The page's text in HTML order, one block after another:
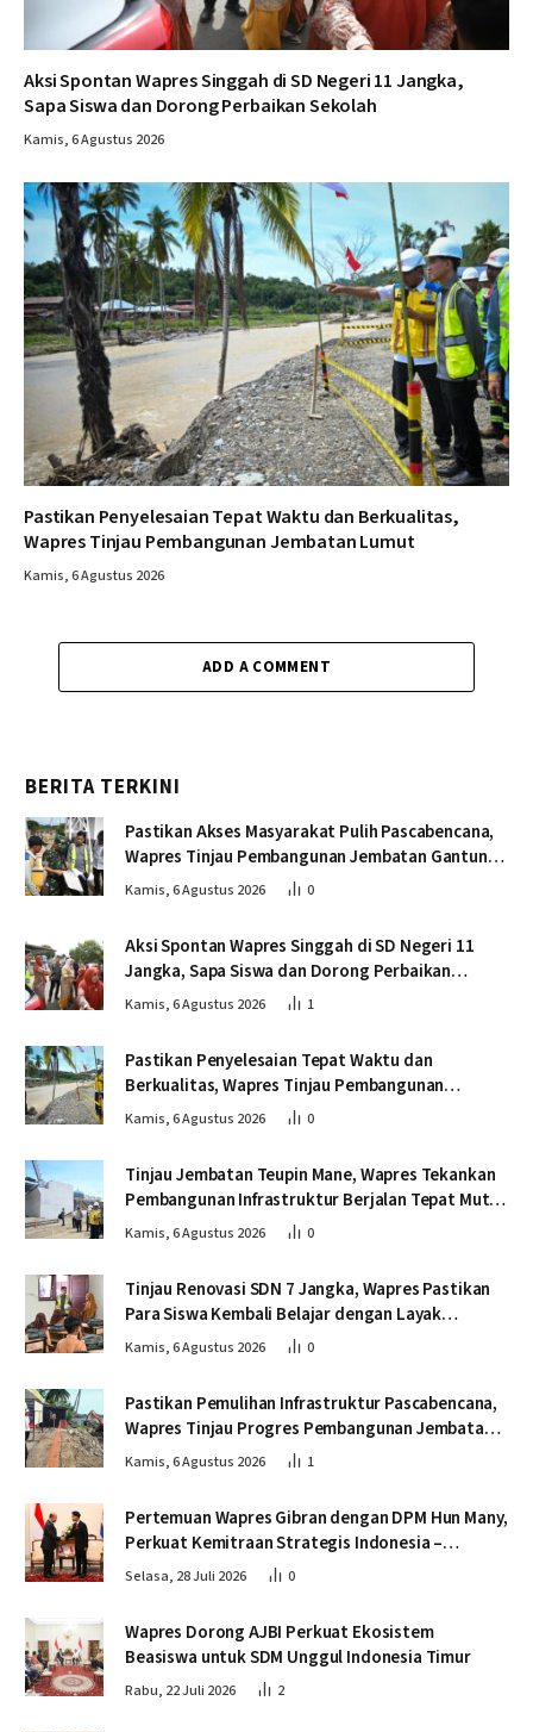
Aksi Spontan Wapres Singgah di SD Negeri 11 Jangka,
Sapa Siswa dan Dorong Perbaikan Sekolah
Kamis, 6 Agustus 2026
Pastikan Penyelesaian Tepat Waktu dan Berkualitas,
Wapres Tinjau Pembangunan Jembatan Lumut
Kamis, 6 Agustus 2026
ADD A COMMENT
BERITA TERKINI
Pastikan Akses Masyarakat Pulih Pascabencana,
Wapres Tinjau Pembangunan Jembatan Gantung
Kendawi
Kamis, 6 Agustus 2026 0
Aksi Spontan Wapres Singgah di SD Negeri 11
Jangka, Sapa Siswa dan Dorong Perbaikan
Sekolah
Kamis, 6 Agustus 2026 1
Pastikan Penyelesaian Tepat Waktu dan
Berkualitas, Wapres Tinjau Pembangunan
Jembatan Lumut
Kamis, 6 Agustus 2026 0
Tinjau Jembatan Teupin Mane, Wapres Tekankan
Pembangunan Infrastruktur Berjalan Tepat Mutu
dan Tepat Waktu
Kamis, 6 Agustus 2026 0
Tinjau Renovasi SDN 7 Jangka, Wapres Pastikan
Para Siswa Kembali Belajar dengan Layak
Pascabencana
Kamis, 6 Agustus 2026 0
Pastikan Pemulihan Infrastruktur Pascabencana,
Wapres Tinjau Progres Pembangunan Jembatan
Krueng Tingkeum Bireuen
Kamis, 6 Agustus 2026 1
Pertemuan Wapres Gibran dengan DPM Hun Many,
Perkuat Kemitraan Strategis Indonesia –
Kamboja
Selasa, 28 Juli 2026 0
Wapres Dorong AJBI Perkuat Ekosistem
Beasiswa untuk SDM Unggul Indonesia Timur
Rabu, 22 Juli 2026 2